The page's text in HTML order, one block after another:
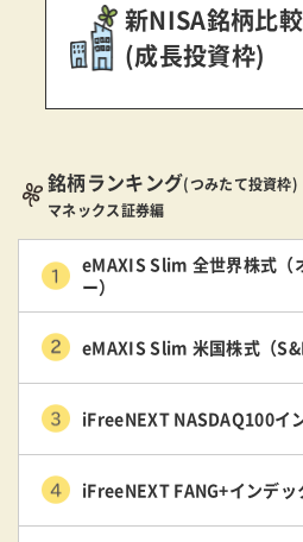
新NISA銘柄比
(成長投資枠)
銘柄ランキング(つみたて投資枠)
マネックス証券編
eMAXIS Slim 全世界株式（
ー）
eMAXIS Slim 米国株式（
iFreeNEXT NASDAQ100イ
iFreeNEXT FANG+インデッ